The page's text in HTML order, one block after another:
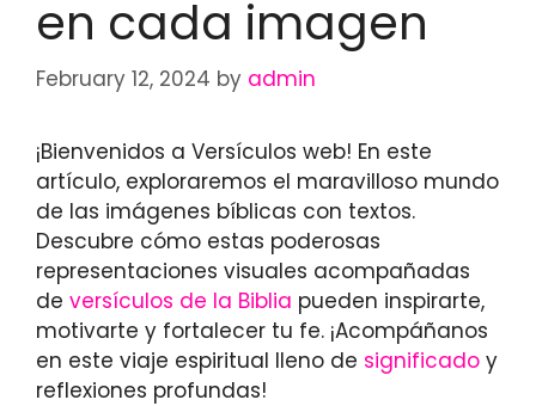
en cada imagen
February 12, 2024 by admin
¡Bienvenidos a Versículos web! En este
artículo, exploraremos el maravilloso mundo
de las imágenes bíblicas con textos.
Descubre cómo estas poderosas
representaciones visuales acompañadas
de versículos de la Biblia pueden inspirarte,
motivarte y fortalecer tu fe. ¡Acompáñanos
en este viaje espiritual lleno de significado y
reflexiones profundas!